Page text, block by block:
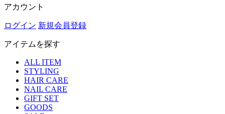
アカウント
ログイン 新規会員登録
アイテムを探す
ALL ITEM
STYLING
HAIR CARE
NAIL CARE
GIFT SET
GOODS